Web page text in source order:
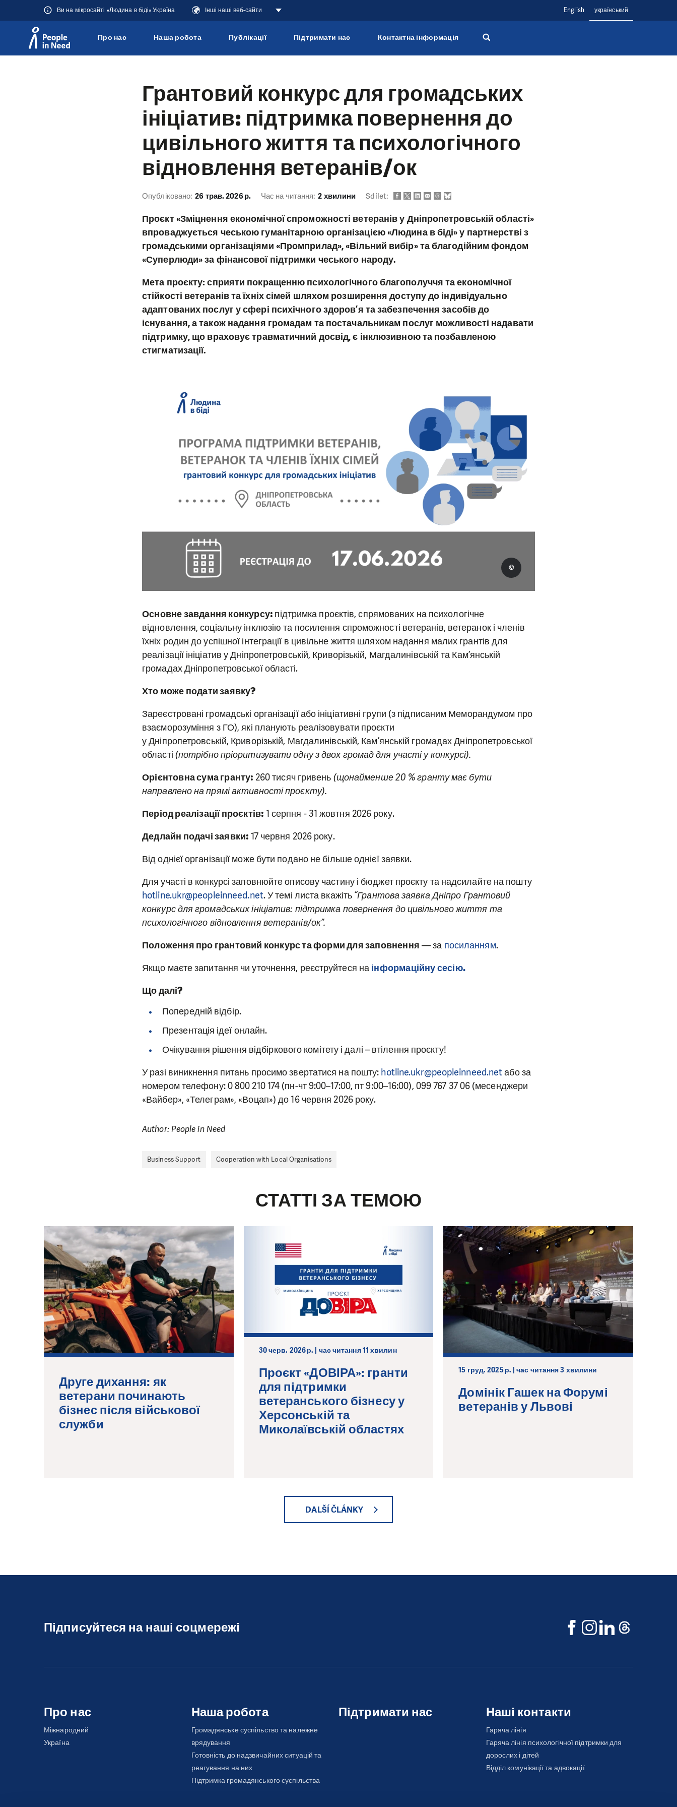
Ви на мікросайті «Людина в біді» Україна Інші наші веб-сайти English український
Про нас Наша робота Публікації Підтримати нас Контактна інформація
Грантовий конкурс для громадських
ініціатив: підтримка повернення до
цивільного життя та психологічного
відновлення ветеранів/ок
Опубліковано: 26 трав. 2026 р. Час на читання: 2 хвилини Sdílet:
Проєкт «Зміцнення економічної спроможності ветеранів у Дніпропетровській області»
впроваджується чеською гуманітарною організацією «Людина в біді» у партнерстві з
громадськими організаціями «Промприлад», «Вільний вибір» та благодійним фондом
«Суперлюди» за фінансової підтримки чеського народу.
Мета проєкту: сприяти покращенню психологічного благополуччя та економічної
стійкості ветеранів та їхніх сімей шляхом розширення доступу до індивідуально
адаптованих послуг у сфері психічного здоров’я та забезпечення засобів до
існування, а також надання громадам та постачальникам послуг можливості надавати
підтримку, що враховує травматичний досвід, є інклюзивною та позбавленою
стигматизації.
©
Основне завдання конкурсу: підтримка проєктів, спрямованих на психологічне
відновлення, соціальну інклюзію та посилення спроможності ветеранів, ветеранок і членів
їхніх родин до успішної інтеграції в цивільне життя шляхом надання малих грантів для
реалізації ініціатив у Дніпропетровській, Криворізькій, Магдалинівській та Кам’янській
громадах Дніпропетровської області.
Хто може подати заявку?
Зареєстровані громадські організації або ініціативні групи (з підписаним Меморандумом про
взаєморозуміння з ГО), які планують реалізовувати проєкти
уДніпропетровській, Криворізькій, Магдалинівській, Кам’янській громадах Дніпропетровської
області (потрібно пріоритизувати одну з двох громад для участі у конкурсі).
Орієнтовна сума гранту: 260 тисяч гривень (щонайменше 20 % гранту має бути
направлено на прямі активності проєкту).
Період реалізації проєктів: 1 серпня - 31 жовтня 2026 року.
Дедлайн подачі заявки: 17 червня 2026 року.
Від однієї організації може бути подано не більше однієї заявки.
Для участі в конкурсі заповнюйте описову частину і бюджет проєкту та надсилайте на пошту
hotline.ukr@peopleinneed.net. У темі листа вкажіть “Грантова заявка Дніпро Грантовий
конкурс для громадських ініціатив: підтримка повернення до цивільного життя та
психологічного відновлення ветеранів/ок”.
Положення про грантовий конкурс та форми для заповнення — за посиланням.
Якщо маєте запитання чи уточнення, реєструйтеся на інформаційну сесію.
Що далі?
Попередній відбір.
Презентація ідеї онлайн.
Очікування рішення відбіркового комітету і далі – втілення проєкту!
У разі виникнення питань просимо звертатися на пошту: hotline.ukr@peopleinneed.netабо за
номером телефону: 0 800 210 174 (пн-чт 9:00–17:00, пт 9:00–16:00), 099 767 37 06 (месенджери
«Вайбер», «Телеграм», «Воцап») до 16 червня 2026 року.
Author: People in Need
Business Support Cooperation with Local Organisations
СТАТТІ ЗА ТЕМОЮ
Друге дихання: як
ветерани починають
бізнес після військової
служби
30 черв. 2026 р. | час читання 11 хвилин
Проєкт «ДОВІРА»: гранти
для підтримки
ветеранського бізнесу у
Херсонській та
Миколаївській областях
15 груд. 2025 р. | час читання 3 хвилини
Домінік Гашек на Форумі
ветеранів у Львові
DALŠÍ ČLÁNKY
Підписуйтеся на наші соцмережі
Про нас
Міжнародний
Україна
Наша робота
Громадянське суспільство та належне
врядування
Готовність до надзвичайних ситуацій та
реагування на них
Підтримка громадянського суспільства
Підтримати нас Наші контакти
Гаряча лінія
Гаряча лінія психологічної підтримки для
дорослих і дітей
Відділ комунікації та адвокації